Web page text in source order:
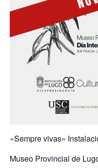
«Sempre vivas»
Museo Provincial de